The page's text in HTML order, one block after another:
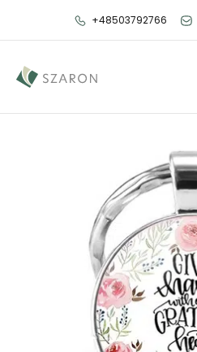
+48503792766